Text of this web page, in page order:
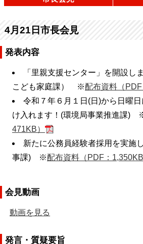
4月21日市長会見
発表内容
「里親支援センター」を開設し
こども家庭課） ※配布資料（PDF
令和７年６月１日(日)から日曜
け入れます！(環境局事業推進課)
471KB）
新たに公務員経験者採用を実施
事課) ※配布資料（PDF：1,350KB
会見動画
動画を見る
発言・質疑要旨